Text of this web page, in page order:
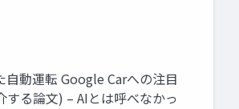
動運転 Google Carへの注目
る論文) – AIとは呼べなかっ